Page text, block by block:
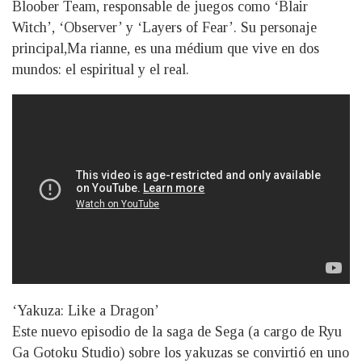
Bloober Team, responsable de juegos como ‘Blair
Witch’, ‘Observer’ y ‘Layers of Fear’. Su personaje
principal,Ma rianne, es una médium que vive en dos
mundos: el espiritual y el real.
‘Yakuza: Like a Dragon’
Este nuevo episodio de la saga de Sega (a cargo de Ryu
Ga Gotoku Studio) sobre los yakuzas se convirtió en uno